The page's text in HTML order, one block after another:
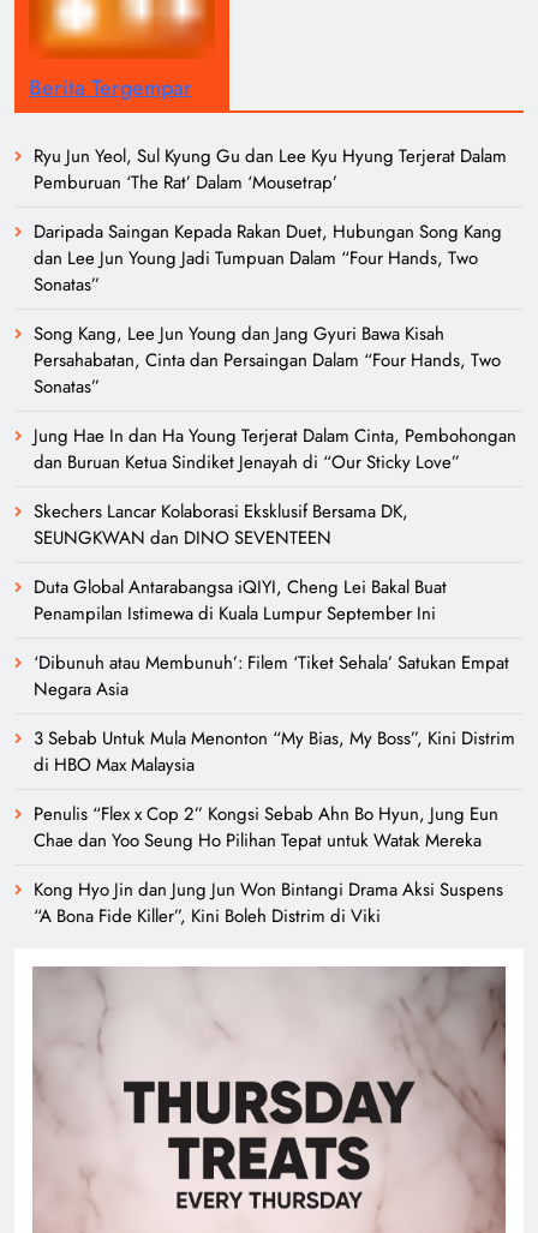
Berita Tergempar
Ryu Jun Yeol, Sul Kyung Gu dan Lee Kyu Hyung Terjerat Dalam
Pemburuan ‘The Rat’ Dalam ‘Mousetrap’
Daripada Saingan Kepada Rakan Duet, Hubungan Song Kang
dan Lee Jun Young Jadi Tumpuan Dalam “Four Hands, Two
Sonatas”
Song Kang, Lee Jun Young dan Jang Gyuri Bawa Kisah
Persahabatan, Cinta dan Persaingan Dalam “Four Hands, Two
Sonatas”
Jung Hae In dan Ha Young Terjerat Dalam Cinta, Pembohongan
dan Buruan Ketua Sindiket Jenayah di “Our Sticky Love”
Skechers Lancar Kolaborasi Eksklusif Bersama DK,
SEUNGKWAN dan DINO SEVENTEEN
Duta Global Antarabangsa iQIYI, Cheng Lei Bakal Buat
Penampilan Istimewa di Kuala Lumpur September Ini
‘Dibunuh atau Membunuh’: Filem ‘Tiket Sehala’ Satukan Empat
Negara Asia
3 Sebab Untuk Mula Menonton “My Bias, My Boss”, Kini Distrim
di HBO Max Malaysia
Penulis “Flex x Cop 2” Kongsi Sebab Ahn Bo Hyun, Jung Eun
Chae dan Yoo Seung Ho Pilihan Tepat untuk Watak Mereka
Kong Hyo Jin dan Jung Jun Won Bintangi Drama Aksi Suspens
“A Bona Fide Killer”, Kini Boleh Distrim di Viki